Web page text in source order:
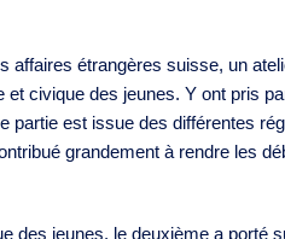
étrangères suisse, un
civique des jeunes. Y ont pris
est issue des différentes
grandement à rendre les
des jeunes, le deuxième a porté